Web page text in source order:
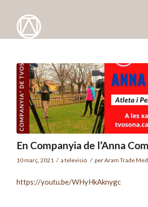
En Companyia de l’Anna
10 març, 2021 / a televisió / perAram Trade
https://youtu.be/WHyHkAknygc